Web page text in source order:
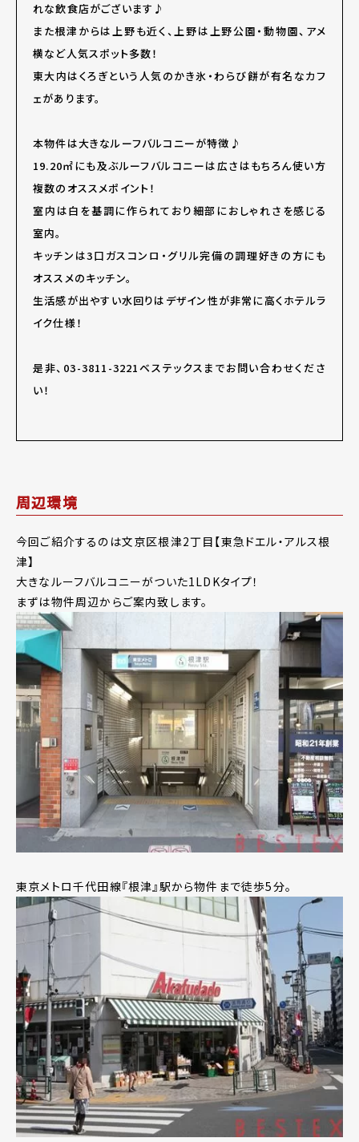
れな飲食店がございます♪
また根津からは上野も近く、上野は上野公園・動物園、アメ
横など人気スポット多数！
東大内はくろぎという人気のかき氷・わらび餅が有名なカフ
ェがあります。
本物件は大きなルーフバルコニーが特徴♪
19.20㎡にも及ぶルーフバルコニーは広さはもちろん使い方
複数のオススメポイント！
室内は白を基調に作られており細部におしゃれさを感じる
室内。
キッチンは3口ガスコンロ・グリル完備の調理好きの方にも
オススメのキッチン。
生活感が出やすい水回りはデザイン性が非常に高くホテルラ
イク仕様！
是非、03-3811-3221ベステックスまでお問い合わせくださ
い！
周辺環境
今回ご紹介するのは文京区根津2丁目【東急ドエル・アルス根
津】
大きなルーフバルコニーがついた1LDKタイプ！
まずは物件周辺からご案内致します。
東京メトロ千代田線『根津』駅から物件まで徒歩5分。